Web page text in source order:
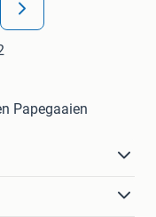
Papegaaien